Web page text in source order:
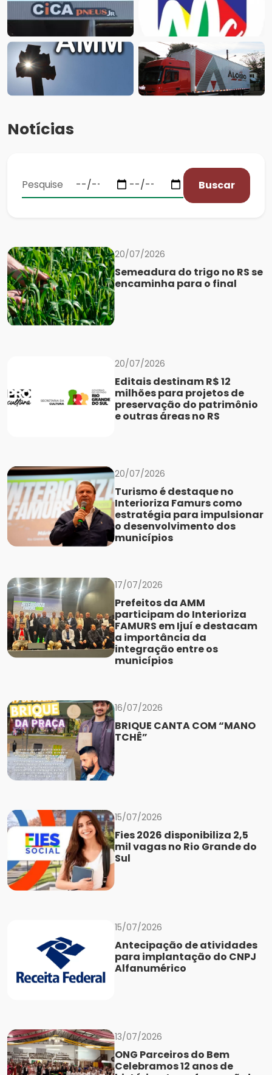
Notícias
Buscar
20/07/2026
Semeadura do trigo no RS se
encaminha para o final
20/07/2026
Editais destinam R$ 12
milhões para projetos de
preservação do patrimônio
e outras áreas no RS
20/07/2026
Turismo é destaque no
Interioriza Famurs como
estratégia para impulsionar
o desenvolvimento dos
municípios
17/07/2026
Prefeitos da AMM
participam do Interioriza
FAMURS em Ijuí e destacam
a importância da
integração entre os
municípios
16/07/2026
BRIQUE CANTA COM “MANO
TCHÊ”
15/07/2026
Fies 2026 disponibiliza 2,5
mil vagas no Rio Grande do
Sul
15/07/2026
Antecipação de atividades
para implantação do CNPJ
Alfanumérico
13/07/2026
ONG Parceiros do Bem
Celebramos 12 anos de